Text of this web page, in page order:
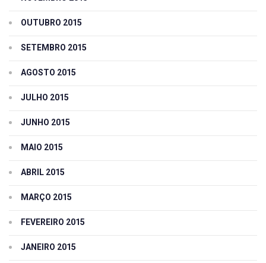
OUTUBRO 2015
SETEMBRO 2015
AGOSTO 2015
JULHO 2015
JUNHO 2015
MAIO 2015
ABRIL 2015
MARÇO 2015
FEVEREIRO 2015
JANEIRO 2015